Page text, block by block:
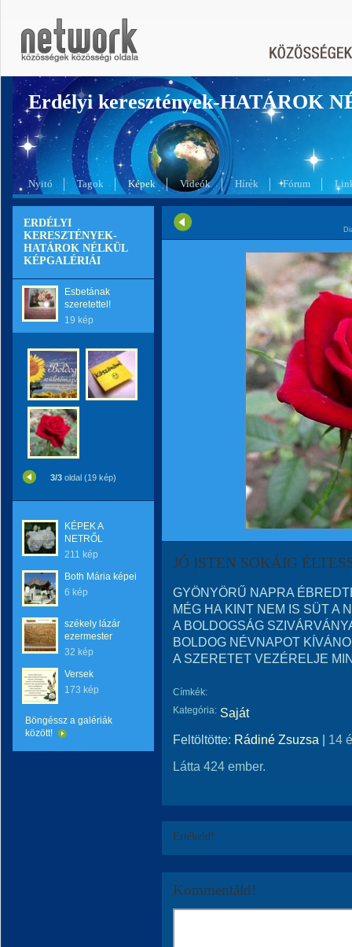
Erdélyi keresztények-HATÁROK
Nyitó Tagok Képek Videók Hírek Fórum
ERDÉLYI
KERESZTÉNYEK-
HATÁROK NÉLKÜL
KÉPGALÉRIÁI
Esbetának
szeretettel!
19 kép
3/3 oldal (19 kép)
KÉPEK A
NETRŐL
211 kép
Both Mária képei
6 kép
székely lázár
ezermester
32 kép
Versek
173 kép
Böngéssz a galériák
között!
JÓ ISTEN SOKÁIG
GYÖNYÖRŰ NAPRA
MÉG HA KINT NEM IS SÜT A
A BOLDOGSÁG
BOLDOG NÉVNAPOT
A SZERETET VEZÉRELJE
Címkék:
Kategória: Saját
Feltöltötte: Rádiné Zsuzsa | 14
Látta 424 ember.
Értékeld!
Kommentáld!